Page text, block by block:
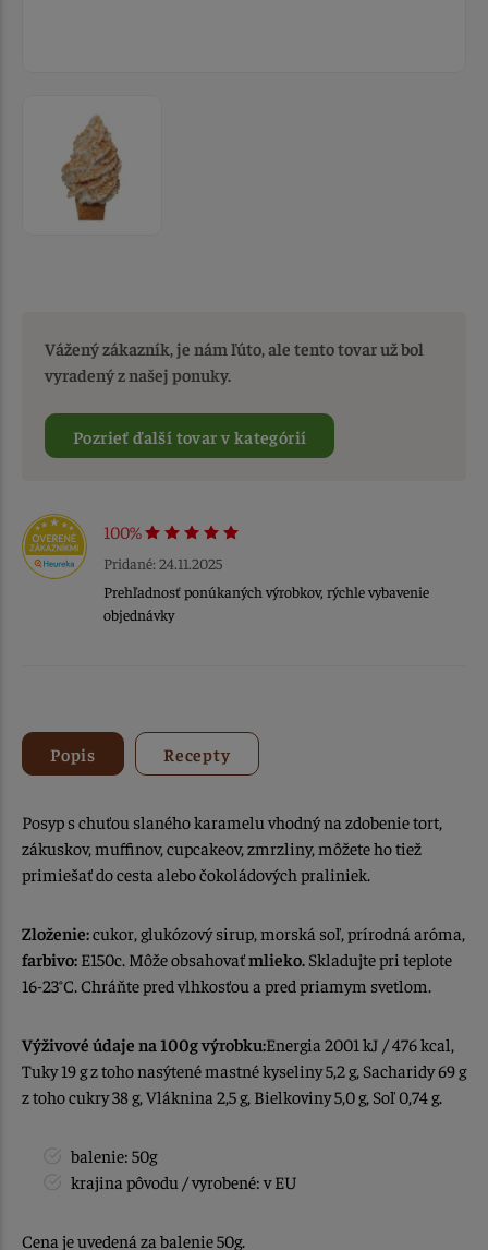
Vážený zákazník, je nám ľúto, ale tento tovar už bol
vyradený z našej ponuky.
Pozrieť ďalší tovar v kategórií
100%
Pridané: 24.11.2025
Prehľadnosť ponúkaných výrobkov, rýchle vybavenie
objednávky
Popis Recepty
Posyp s chuťou slaného karamelu vhodný na zdobenie tort,
zákuskov, muffinov, cupcakeov, zmrzliny, môžete ho tiež
primiešať do cesta alebo čokoládových praliniek.
Zloženie:cukor, glukózový sirup, morská soľ, prírodná aróma,
farbivo: E150c. Môže obsahovaťmlieko. Skladujtepri teplote
16-23°C. Chráňte pred vlhkosťou a pred priamym svetlom.
Výživové údaje na 100g výrobku:Energia 2001 kJ / 476 kcal,
Tuky 19 g z toho nasýtené mastné kyseliny 5,2 g, Sacharidy 69 g
z toho cukry 38 g, Vláknina 2,5 g, Bielkoviny 5,0 g, Soľ 0,74 g.
balenie: 50g
krajina pôvodu / vyrobené: v EU
Cena je uvedená za balenie 50g.